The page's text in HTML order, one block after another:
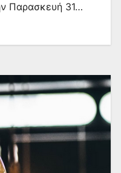
Παρασκευή 31…